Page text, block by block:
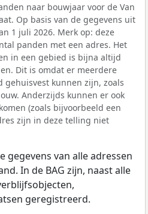
naar bouwjaar voor de Van
Op basis van de gegevens uit
1 juli 2026. Merk op: deze
panden met een adres. Het
in een gebied is bijna altijd
Dit is omdat er meerdere
gehuisvest kunnen zijn, zoals
Anderzijds kunnen er ook
(zoals bijvoorbeeld een
zijn in deze telling niet
gegevens van alle adressen
In de BAG zijn, naast alle
geregistreerd.